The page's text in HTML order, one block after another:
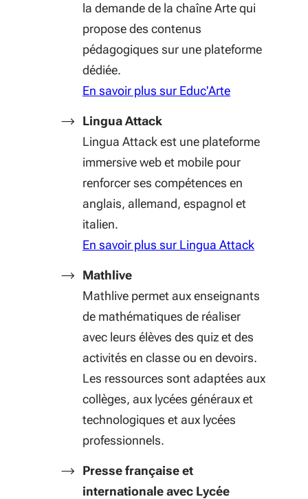
la demande de la chaîne Arte qui
propose des contenus
pédagogiques sur une plateforme
dédiée.
En savoir plus sur Educ'Arte
Lingua Attack
Lingua Attack est une plateforme
immersive web et mobile pour
renforcer ses compétences en
anglais, allemand, espagnol et
italien.
En savoir plus sur Lingua Attack
Mathlive
Mathlive permet aux enseignants
de mathématiques de réaliser
avec leurs élèves des quiz et des
activités en classe ou en devoirs.
Les ressources sont adaptées aux
collèges, aux lycées généraux et
technologiques et aux lycées
professionnels.
Presse française et
internationale avec Lycée